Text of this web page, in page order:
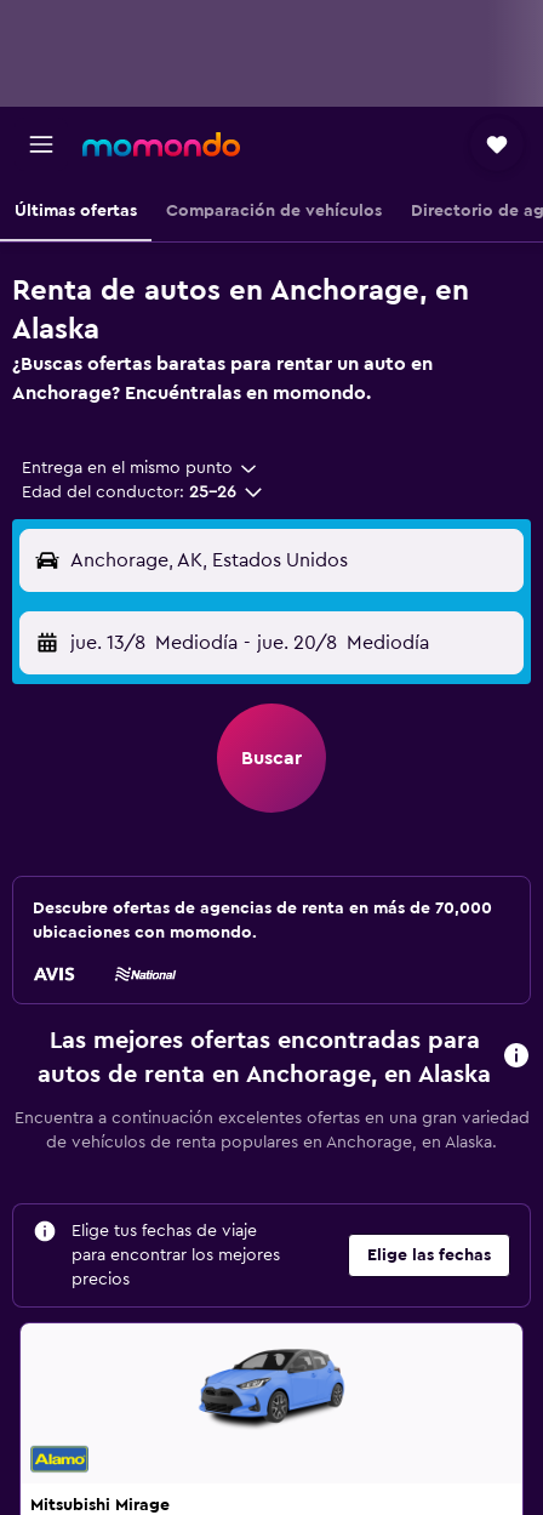
Últimas ofertas Comparación de vehículos Directorio de
Renta de autos en Anchorage, en
Alaska
¿Buscas ofertas baratas para rentar un auto en
Anchorage? Encuéntralas en momondo.
Entrega en el mismo punto
Edad del conductor: 25-26
Anchorage, AK, Estados Unidos
jue. 13/8 Mediodía - jue. 20/8 Mediodía
Buscar
Descubre ofertas de agencias de renta en más de 70,000
ubicaciones con momondo.
Las mejores ofertas encontradas para
autos de renta en Anchorage, en Alaska
Encuentra a continuación excelentes ofertas en una gran variedad
de vehículos de renta populares en Anchorage, en Alaska.
Elige tus fechas de viaje
para encontrar los mejores
precios
Elige las fechas
Mitsubishi Mirage